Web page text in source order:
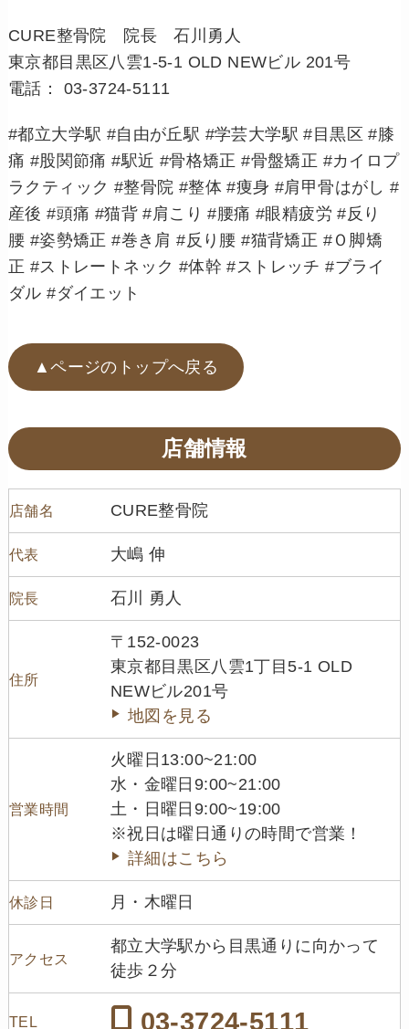
CURE整骨院 院長 石川勇人
東京都目黒区八雲1-5-1 OLD NEWビル 201号
電話： 03-3724-5111
#都立大学駅 #自由が丘駅 #学芸大学駅 #目黒区 #膝
痛 #股関節痛 #駅近 #骨格矯正 #骨盤矯正 #カイロプ
ラクティック #整骨院 #整体 #痩身 #肩甲骨はがし #
産後 #頭痛 #猫背 #肩こり #腰痛 #眼精疲労 #反り
腰 #姿勢矯正 #巻き肩 #反り腰 #猫背矯正 #Ｏ脚矯
正 #ストレートネック #体幹 #ストレッチ #ブライ
ダル #ダイエット
▲ページのトップへ戻る
店舗情報
店舗名 CURE整骨院
代表 大嶋 伸
院長 石川 勇人
住所
〒152-0023
東京都目黒区八雲1丁目5-1 OLD
NEWビル201号
地図を見る
営業時間
火曜日13:00~21:00
水・金曜日9:00~21:00
土・日曜日9:00~19:00
※祝日は曜日通りの時間で営業！
詳細はこちら
休診日 月・木曜日
アクセス
都立大学駅から目黒通りに向かって
徒歩２分
TEL 03-3724-5111